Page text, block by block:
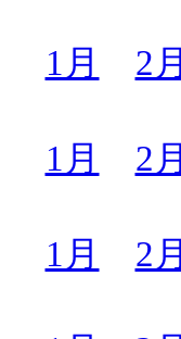
1月 2月
1月 2月
1月 2月